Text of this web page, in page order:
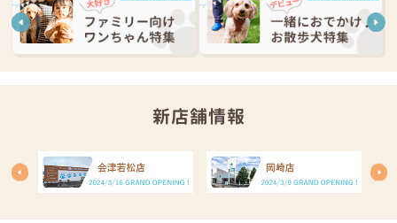
新店舗情報